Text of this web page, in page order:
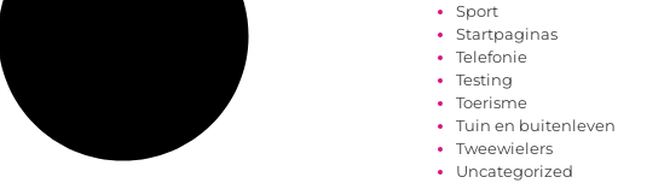
Sport
Startpaginas
Telefonie
Testing
Toerisme
Tuin en buitenleven
Tweewielers
Uncategorized